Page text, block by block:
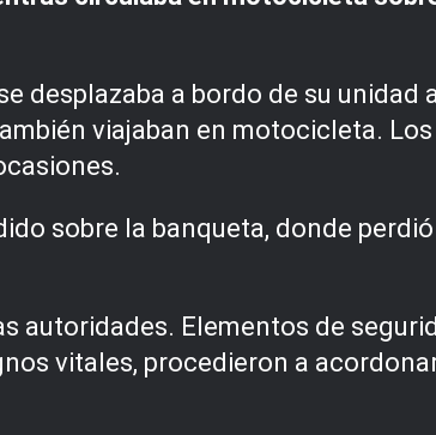
desplazaba a bordo de su unidad
viajaban en motocicleta.
sobre la banqueta, donde
autoridades. Elementos de
vitales, procedieron a